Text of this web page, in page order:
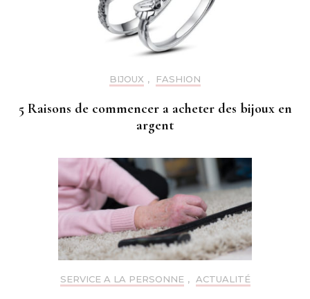
BIJOUX , FASHION
5 Raisons de commencer a acheter des bijoux en
argent
SERVICE A LA PERSONNE , ACTUALITÉ